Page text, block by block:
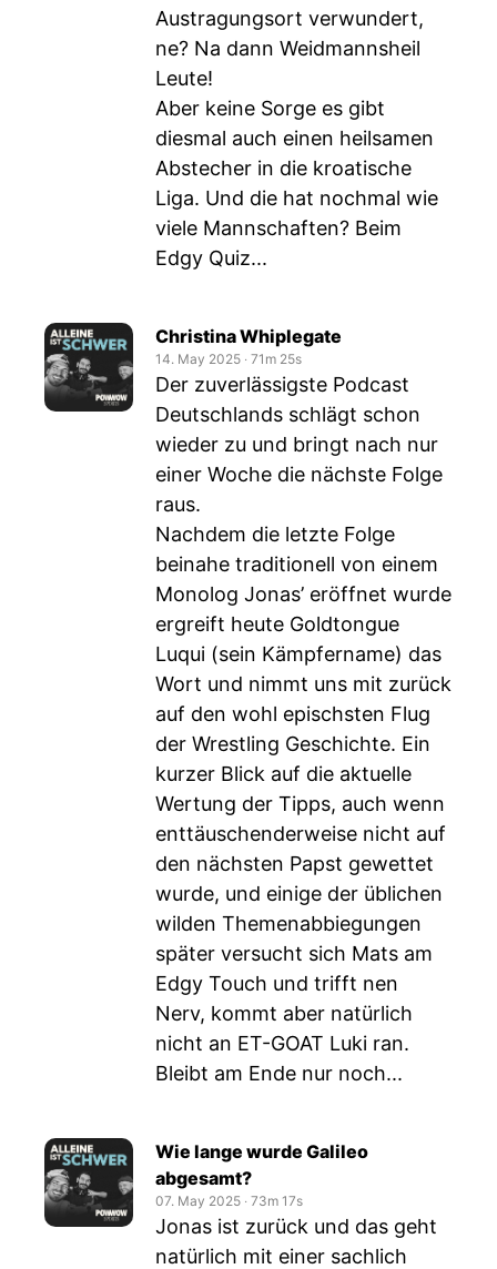
Austragungsort verwundert,
ne? Na dann Weidmannsheil
Leute!
Aber keine Sorge es gibt
diesmal auch einen heilsamen
Abstecher in die kroatische
Liga. Und die hat nochmal wie
viele Mannschaften? Beim
Edgy Quiz...
Christina Whiplegate
14. May 2025 ‧ 71m 25s
Der zuverlässigste Podcast
Deutschlands schlägt schon
wieder zu und bringt nach nur
einer Woche die nächste Folge
raus.
Nachdem die letzte Folge
beinahe traditionell von einem
Monolog Jonas’ eröffnet wurde
ergreift heute Goldtongue
Luqui (sein Kämpfername) das
Wort und nimmt uns mit zurück
auf den wohl epischsten Flug
der Wrestling Geschichte. Ein
kurzer Blick auf die aktuelle
Wertung der Tipps, auch wenn
enttäuschenderweise nicht auf
den nächsten Papst gewettet
wurde, und einige der üblichen
wilden Themenabbiegungen
später versucht sich Mats am
Edgy Touch und trifft nen
Nerv, kommt aber natürlich
nicht an ET-GOAT Luki ran.
Bleibt am Ende nur noch...
Wie lange wurde Galileo
abgesamt?
07. May 2025 ‧ 73m 17s
Jonas ist zurück und das geht
natürlich mit einer sachlich